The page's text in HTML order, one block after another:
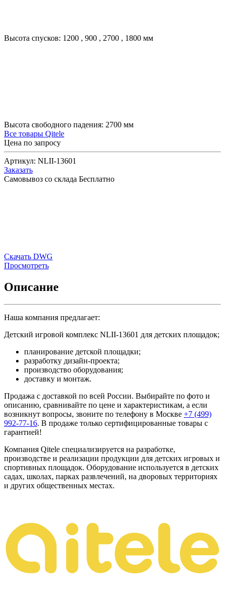
Высота спусков: 1200 , 900 , 2700 , 1800 мм
Высота свободного падения: 2700 мм
Все товары Qitele
Цена по запросу
Артикул: NLII-13601
Заказать
Самовывоз со склада Бесплатно
Скачать DWG
Просмотреть
Описание
Наша компания предлагает:
Детский игровой комплекс NLII-13601 для детских площадок;
планирование детской площадки;
разработку дизайн-проекта;
производство оборудования;
доставку и монтаж.
Продажа с доставкой по всей России. Выбирайте по фото и
описанию, сравнивайте по цене и характеристикам, а если
возникнут вопросы, звоните по телефону в Москве +7 (499)
992-77-16. В продаже только сертифицированные товары с
гарантией!
Компания Qitele специализируется на разработке,
производстве и реализации продукции для детских игровых и
спортивных площадок. Оборудование используется в детских
садах, школах, парках развлечений, на дворовых территориях
и других общественных местах.